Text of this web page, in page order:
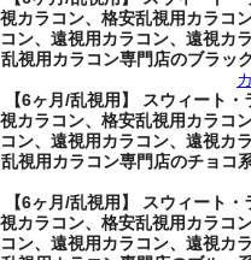
視カラコン、格安乱視用カラコ
コン、遠視用カラコン、遠視カ
乱視用カラコン専門店のブラッ
【6ヶ月/乱視用】 スウィート
視カラコン、格安乱視用カラコ
コン、遠視用カラコン、遠視カ
乱視用カラコン専門店のチョコ
【6ヶ月/乱視用】 スウィート
視カラコン、格安乱視用カラコ
コン、遠視用カラコン、遠視カ